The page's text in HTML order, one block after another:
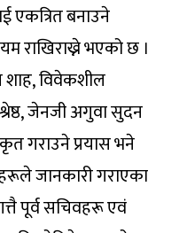
एकत्रित बनाउने
राखिराख्ने भएको छ ।
शाह,विवेकशील
,जेनजी अगुवा सुदन
गराउने प्रयास भने
जानकारी गराएका
पूर्व सचिवहरू एवं